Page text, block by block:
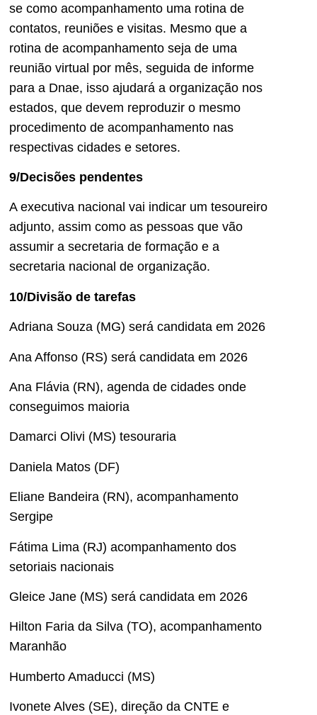
se como acompanhamento uma rotina de
contatos, reuniões e visitas. Mesmo que a
rotina de acompanhamento seja de uma
reunião virtual por mês, seguida de informe
para a Dnae, isso ajudará a organização nos
estados, que devem reproduzir o mesmo
procedimento de acompanhamento nas
respectivas cidades e setores.
9/Decisões pendentes
A executiva nacional vai indicar um tesoureiro
adjunto, assim como as pessoas que vão
assumir a secretaria de formação e a
secretaria nacional de organização.
10/Divisão de tarefas
Adriana Souza (MG) será candidata em 2026
Ana Affonso (RS) será candidata em 2026
Ana Flávia (RN), agenda de cidades onde
conseguimos maioria
Damarci Olivi (MS) tesouraria
Daniela Matos (DF)
Eliane Bandeira (RN), acompanhamento
Sergipe
Fátima Lima (RJ) acompanhamento dos
setoriais nacionais
Gleice Jane (MS) será candidata em 2026
Hilton Faria da Silva (TO), acompanhamento
Maranhão
Humberto Amaducci (MS)
Ivonete Alves (SE), direção da CNTE e